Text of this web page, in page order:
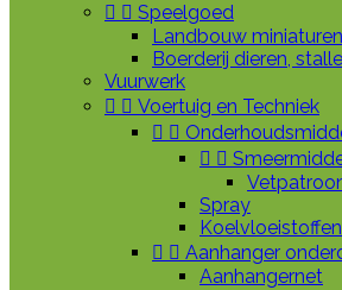
  Speelgoed
Landbouw miniaturen
Boerderij dieren,
Vuurwerk
  Voertuig en Techniek
 
 
Spray
Koelvloeistoffen
  Aanhanger
Aanhangernet